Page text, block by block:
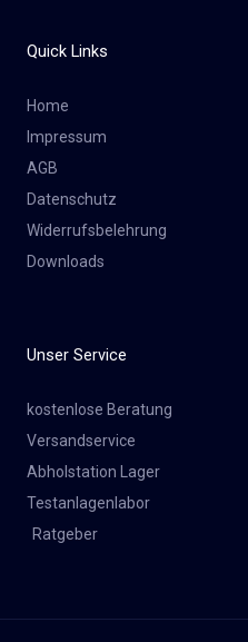
Quick Links
Home
Impressum
AGB
Datenschutz
Widerrufsbelehrung
Downloads
Unser Service
kostenlose Beratung
Versandservice
Abholstation Lager
Testanlagenlabor
Ratgeber